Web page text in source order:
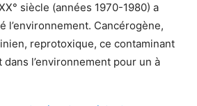
siècle (années 1970-1980) a
l’environnement. Cancérogène,
reprotoxique, ce contaminant
l’environnement pour un à